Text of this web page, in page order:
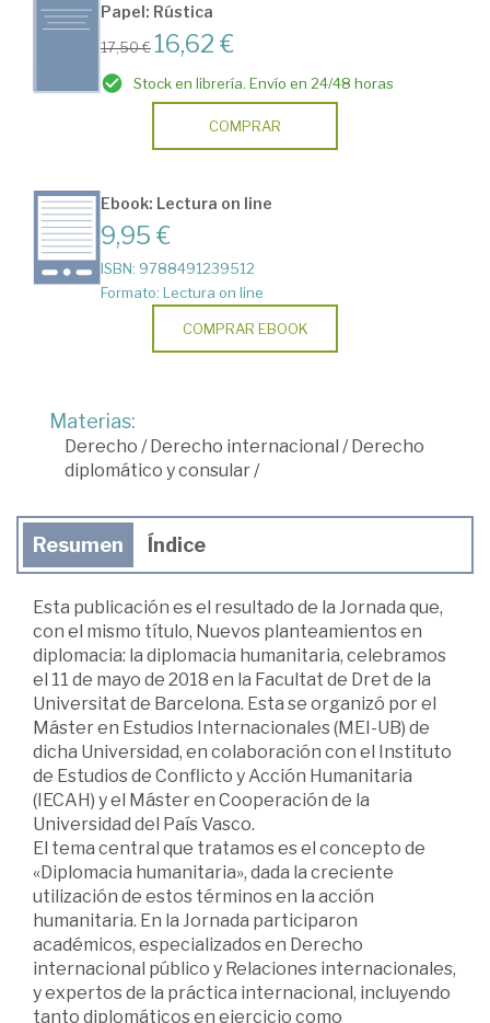
Papel: Rústica
17,50 € 16,62 €
Stock en librería. Envío en 24/48 horas
COMPRAR
Ebook: Lectura on line
9,95 €
ISBN: 9788491239512
Formato: Lectura on line
COMPRAR EBOOK
Materias:
Derecho /Derecho internacional /Derecho
diplomático y consular/
Resumen Índice
Esta publicación es el resultado de la Jornada que,
con el mismo título, Nuevos planteamientos en
diplomacia: la diplomacia humanitaria, celebramos
el 11 de mayo de 2018 en la Facultat de Dret de la
Universitat de Barcelona. Esta se organizó por el
Máster en Estudios Internacionales (MEI-UB) de
dicha Universidad, en colaboración con el Instituto
de Estudios de Conflicto y Acción Humanitaria
(IECAH) y el Máster en Cooperación de la
Universidad del País Vasco.
El tema central que tratamos es el concepto de
«Diplomacia humanitaria», dada la creciente
utilización de estos términos en la acción
humanitaria. En la Jornada participaron
académicos, especializados en Derecho
internacional público y Relaciones internacionales,
y expertos de la práctica internacional, incluyendo
tanto diplomáticos en ejercicio como